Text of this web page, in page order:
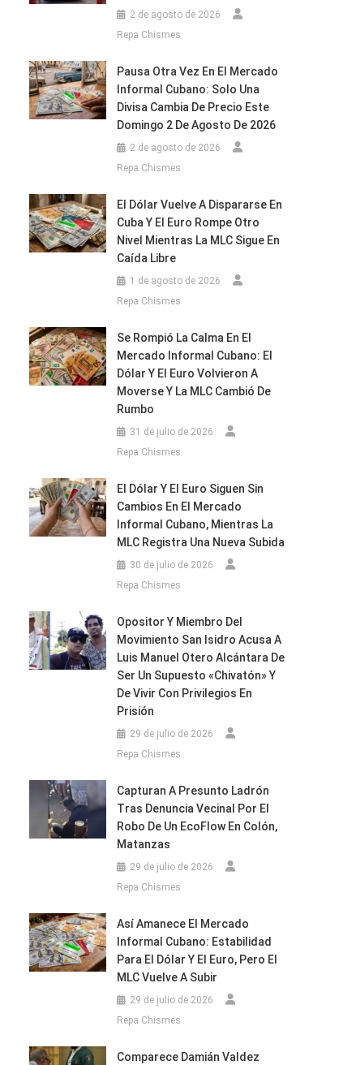
2 de agosto de 2026
Repa Chismes
Pausa Otra Vez En El Mercado
Informal Cubano: Solo Una
Divisa Cambia De Precio Este
Domingo 2 De Agosto De 2026
2 de agosto de 2026
Repa Chismes
El Dólar Vuelve A Dispararse En
Cuba Y El Euro Rompe Otro
Nivel Mientras La MLC Sigue En
Caída Libre
1 de agosto de 2026
Repa Chismes
Se Rompió La Calma En El
Mercado Informal Cubano: El
Dólar Y El Euro Volvieron A
Moverse Y La MLC Cambió De
Rumbo
31 de julio de 2026
Repa Chismes
El Dólar Y El Euro Siguen Sin
Cambios En El Mercado
Informal Cubano, Mientras La
MLC Registra Una Nueva Subida
30 de julio de 2026
Repa Chismes
Opositor Y Miembro Del
Movimiento San Isidro Acusa A
Luis Manuel Otero Alcántara De
Ser Un Supuesto «chivatón» Y
De Vivir Con Privilegios En
Prisión
29 de julio de 2026
Repa Chismes
Capturan A Presunto Ladrón
Tras Denuncia Vecinal Por El
Robo De Un EcoFlow En Colón,
Matanzas
29 de julio de 2026
Repa Chismes
Así Amanece El Mercado
Informal Cubano: Estabilidad
Para El Dólar Y El Euro, Pero El
MLC Vuelve A Subir
29 de julio de 2026
Repa Chismes
Comparece Damián Valdez